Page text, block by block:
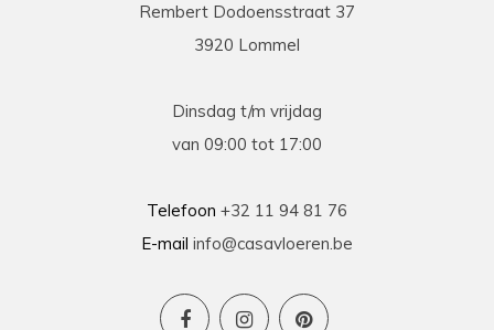
Rembert Dodoensstraat 37
3920 Lommel
Dinsdag t/m vrijdag
van 09:00 tot 17:00
Telefoon +32 11 94 81 76
E-mail info@casavloeren.be